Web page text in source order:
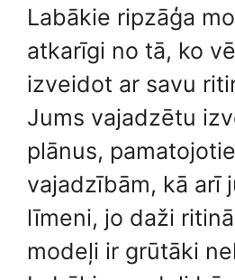
Labākie ripzāģa
atkarīgi no tā, ko
izveidot ar savu
Jums vajadzētu
plānus,
vajadzībām, kā arī
līmeni, jo daži
modeļi ir grūtāki